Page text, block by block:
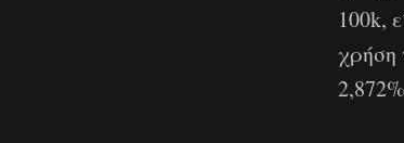
100k,
χρήση